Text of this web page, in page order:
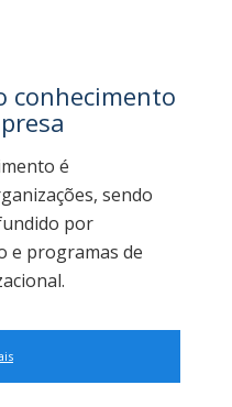
conhecimento
é
sendo
por
e programas de